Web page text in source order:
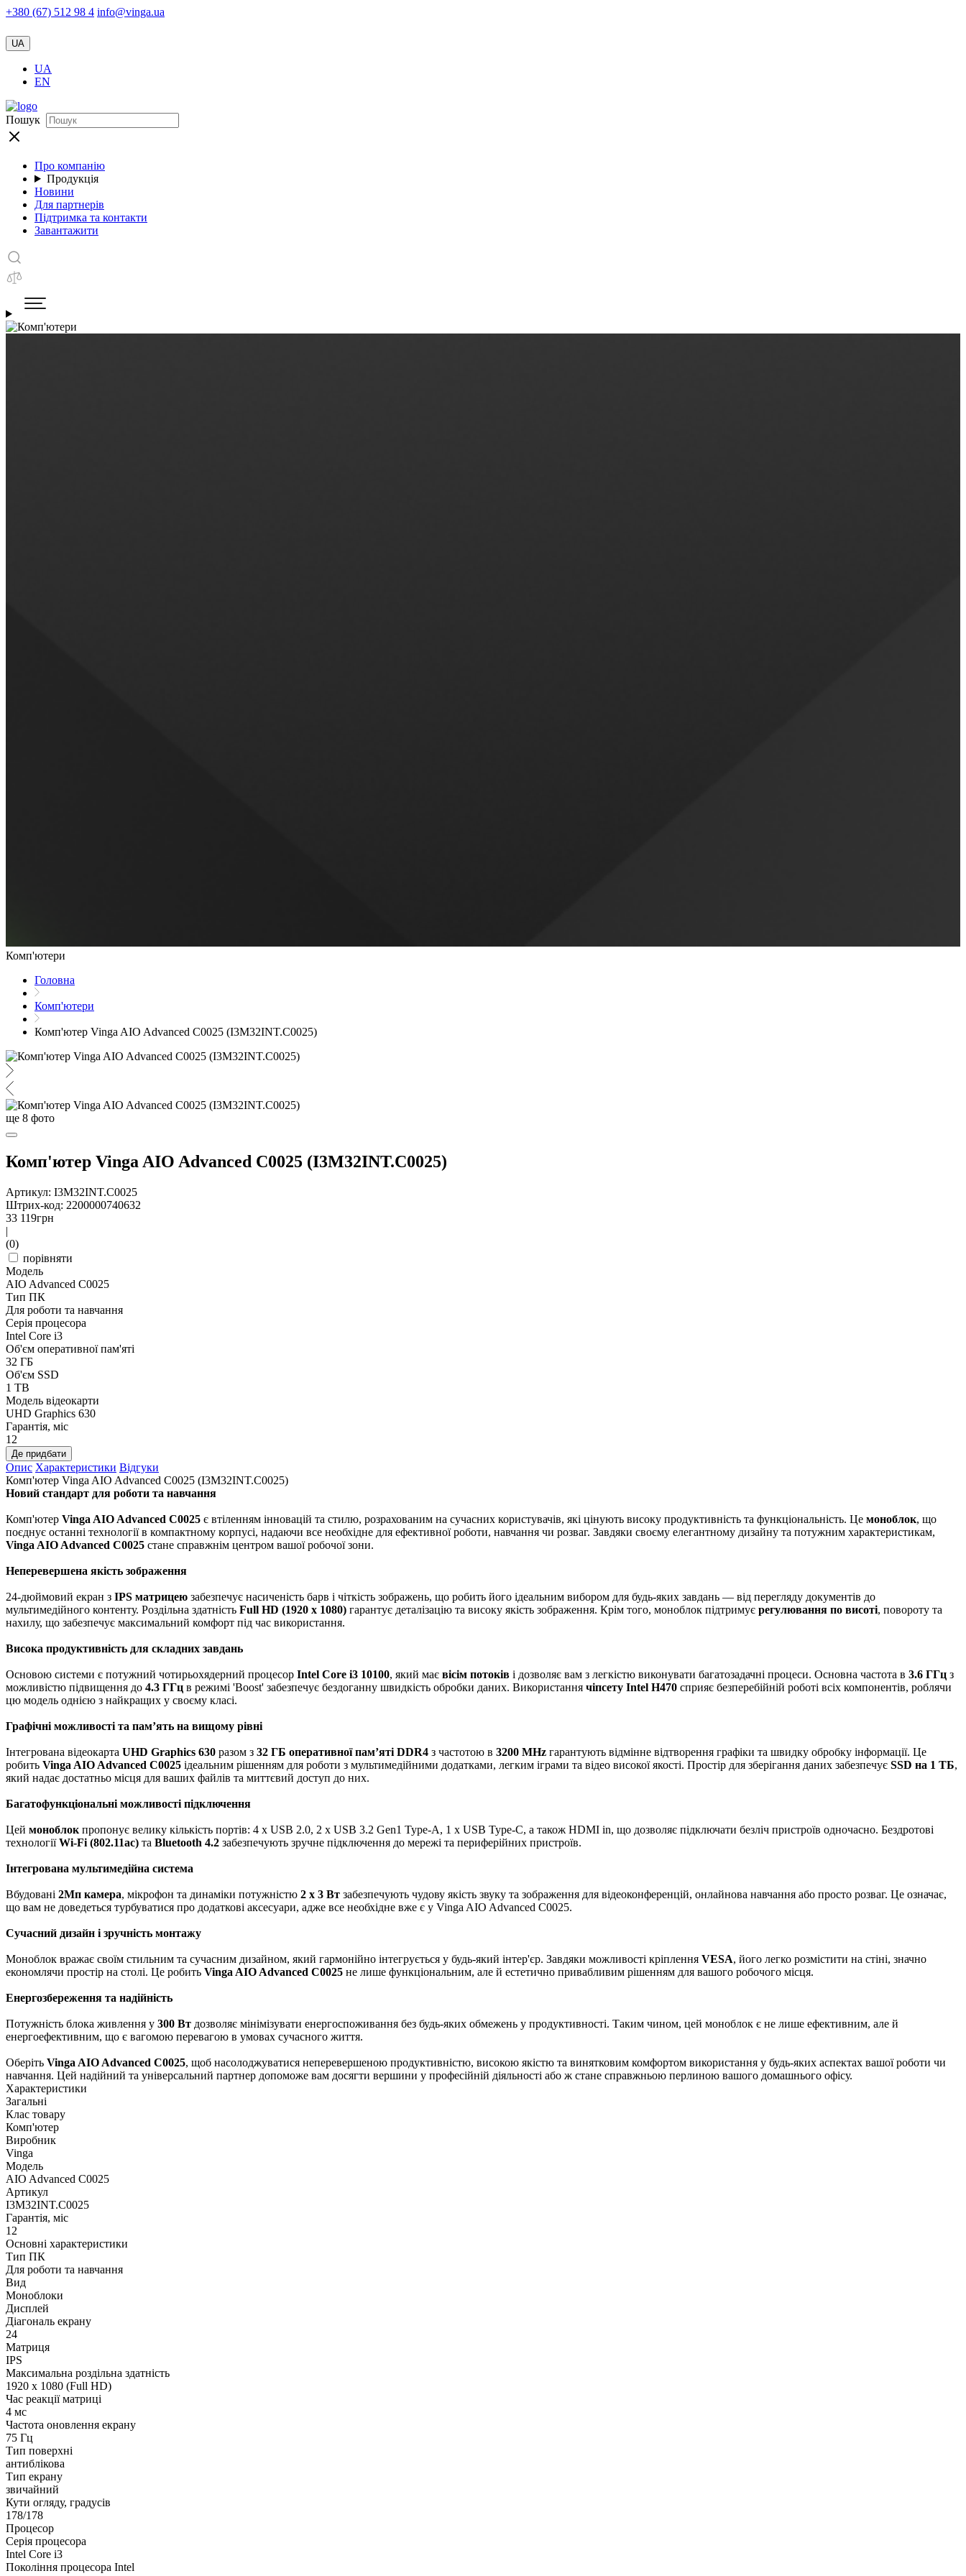
+380 (67) 512 98 4 info@vinga.ua
UA
UA
EN
Пошук
Про компанію
Продукція
Новини
Для партнерів
Підтримка та контакти
Завантажити
Комп'ютери
Головна
Комп'ютери
Комп'ютер Vinga AIO Advanced C0025 (I3M32INT.C0025)
ще 8 фото
Комп'ютер Vinga AIO Advanced C0025 (I3M32INT.C0025)
Артикул: I3M32INT.C0025
Штрих-код: 2200000740632
33 119грн
|
(0)
порівняти
Модель
AIO Advanced C0025
Тип ПК
Для роботи та навчання
Серія процесора
Intel Core i3
Об'єм оперативної пам'яті
32 ГБ
Об'єм SSD
1 TB
Модель відеокарти
UHD Graphics 630
Гарантія, міс
12
Де придбати
Опис Характеристики Відгуки
Комп'ютер Vinga AIO Advanced C0025 (I3M32INT.C0025)
Новий стандарт для роботи та навчання
Комп'ютер Vinga AIO Advanced C0025 є втіленням інновацій та стилю, розрахованим на сучасних користувачів, які цінують високу продуктивність та функціональність. Це моноблок, що
поєднує останні технології в компактному корпусі, надаючи все необхідне для ефективної роботи, навчання чи розваг. Завдяки своєму елегантному дизайну та потужним характеристикам,
Vinga AIO Advanced C0025 стане справжнім центром вашої робочої зони.
Неперевершена якість зображення
24-дюймовий екран з IPS матрицею забезпечує насиченість барв і чіткість зображень, що робить його ідеальним вибором для будь-яких завдань — від перегляду документів до
мультимедійного контенту. Роздільна здатність Full HD (1920 x 1080) гарантує деталізацію та високу якість зображення. Крім того, моноблок підтримує регулювання по висоті, повороту та
нахилу, що забезпечує максимальний комфорт під час використання.
Висока продуктивність для складних завдань
Основою системи є потужний чотирьохядерний процесор Intel Core i3 10100, який має вісім потоків і дозволяє вам з легкістю виконувати багатозадачні процеси. Основна частота в 3.6 ГГц з
можливістю підвищення до 4.3 ГГц в режимі 'Boost' забезпечує бездоганну швидкість обробки даних. Використання чіпсету Intel H470 сприяє безперебійній роботі всіх компонентів, роблячи
цю модель однією з найкращих у своєму класі.
Графічні можливості та пам’ять на вищому рівні
Інтегрована відеокарта UHD Graphics 630 разом з 32 ГБ оперативної пам’яті DDR4 з частотою в 3200 MHz гарантують відмінне відтворення графіки та швидку обробку інформації. Це
робить Vinga AIO Advanced C0025 ідеальним рішенням для роботи з мультимедійними додатками, легким іграми та відео високої якості. Простір для зберігання даних забезпечує SSD на 1 ТБ,
який надає достатньо місця для ваших файлів та миттєвий доступ до них.
Багатофункціональні можливості підключення
Цей моноблок пропонує велику кількість портів: 4 x USB 2.0, 2 x USB 3.2 Gen1 Type-A, 1 x USB Type-C, а також HDMI in, що дозволяє підключати безліч пристроїв одночасно. Бездротові
технологіїWi-Fi (802.11ac) та Bluetooth 4.2 забезпечують зручне підключення до мережі та периферійних пристроїв.
Інтегрована мультимедійна система
Вбудовані 2Мп камера, мікрофон та динаміки потужністю 2 x 3 Вт забезпечують чудову якість звуку та зображення для відеоконференцій, онлайнова навчання або просто розваг. Це означає,
що вам не доведеться турбуватися про додаткові аксесуари, адже все необхідне вже є у Vinga AIO Advanced C0025.
Сучасний дизайн і зручність монтажу
Моноблок вражає своїм стильним та сучасним дизайном, який гармонійно інтегрується у будь-який інтер'єр. Завдяки можливості кріплення VESA, його легко розмістити на стіні, значно
економлячи простір на столі. Це робить Vinga AIO Advanced C0025 не лише функціональним, але й естетично привабливим рішенням для вашого робочого місця.
Енергозбереження та надійність
Потужність блока живлення у 300 Вт дозволяє мінімізувати енергоспоживання без будь-яких обмежень у продуктивності. Таким чином, цей моноблок є не лише ефективним, але й
енергоефективним, що є вагомою перевагою в умовах сучасного життя.
Оберіть Vinga AIO Advanced C0025, щоб насолоджуватися неперевершеною продуктивністю, високою якістю та винятковим комфортом використання у будь-яких аспектах вашої роботи чи
навчання. Цей надійний та універсальний партнер допоможе вам досягти вершини у професійній діяльності або ж стане справжньою перлиною вашого домашнього офісу.
Характеристики
Загальні
Клас товару
Комп'ютер
Виробник
Vinga
Модель
AIO Advanced C0025
Артикул
I3M32INT.C0025
Гарантія, міс
12
Основні характеристики
Тип ПК
Для роботи та навчання
Вид
Моноблоки
Дисплей
Діагональ екрану
24
Матриця
IPS
Максимальна роздільна здатність
1920 x 1080 (Full HD)
Час реакції матриці
4 мс
Частота оновлення екрану
75 Гц
Тип поверхні
антиблікова
Тип екрану
звичайний
Кути огляду, градусів
178/178
Процесор
Серія процесора
Intel Core i3
Покоління процесора Intel